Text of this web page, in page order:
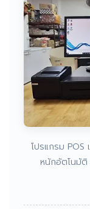
โปรแกรม
หนักอัตโนมัติ